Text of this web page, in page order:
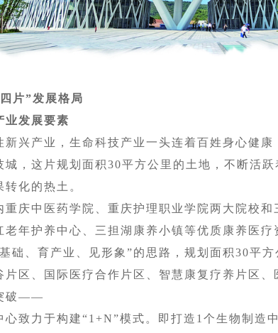
片”发展格局
发展要素
产业，生命科技产业一头连着百姓身心健康
城，这片规划面积30平方公里的土地，不断活
化的热土。
中医药学院、重庆护理职业学院两大院校
老年护养中心、三担湖康养小镇等优质康养医
础、育产业、见形象”的思路，规划面积30平
片区、国际医疗合作片区、智慧康复疗养片区
破——
力于构建“1+N”模式。即打造1个生物制造